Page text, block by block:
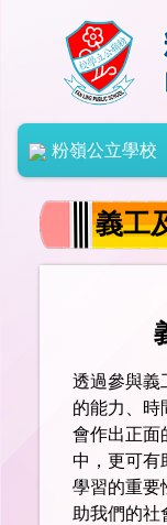
粉嶺公立學校
義工
透過參與義
的能力、時
會作出正面
中，更可有
學習的重要
助我們的社